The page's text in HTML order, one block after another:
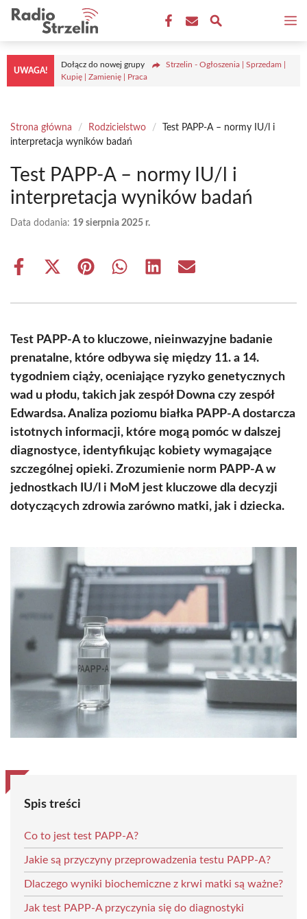
Przejdź
treści
UWAGA!
Dołącz do nowej grupy
Strzelin - Ogłoszenia | Sprzedam |
Kupię | Zamienię | Praca
Strona główna / Rodzicielstwo /
Test PAPP-A – normy IU/l i
interpretacja wyników badań
Test PAPP-A – normy IU/l i
interpretacja wyników badań
Data dodania: 19 sierpnia 2025 r.
Share
Share
(Twitter)
Share Share Share Share
Test PAPP-A to kluczowe, nieinwazyjne badanie
prenatalne, które odbywa się między 11. a 14.
tygodniem ciąży, oceniające ryzyko genetycznych
wad u płodu, takich jak zespół Downa czy zespół
Edwardsa. Analiza poziomu białka PAPP-A dostarcza
istotnych informacji, które mogą pomóc w dalszej
diagnostyce, identyfikując kobiety wymagające
szczególnej opieki. Zrozumienie norm PAPP-A w
jednostkach IU/l i MoM jest kluczowe dla decyzji
dotyczących zdrowia zarówno matki, jak i dziecka.
Spis treści
Co to jest test PAPP-A?
Jakie są przyczyny przeprowadzenia testu PAPP-A?
Dlaczego wyniki biochemiczne z krwi matki są ważne?
Jak test PAPP-A przyczynia się do diagnostyki